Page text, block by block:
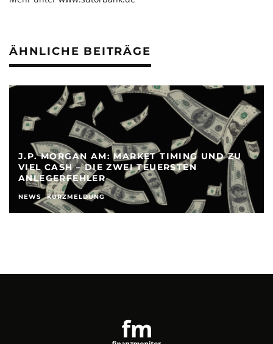
ÄHNLICHE BEITRÄGE
J.P. MORGAN AM: MARKET TIMING UND ZU
VIEL CASH – DIE ZWEI TEUERSTEN
ANLEGERFEHLER
NEWS KURZMELDUNG